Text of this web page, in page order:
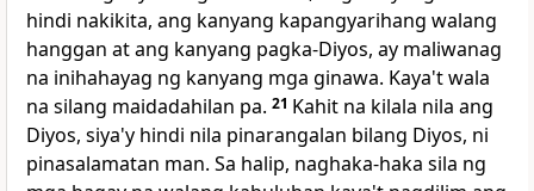
hindi nakikita, ang kanyang kapangyarihang walang
hanggan at ang kanyang pagka-Diyos, ay maliwanag
na inihahayag ng kanyang mga ginawa. Kaya't wala
na silang maidadahilan pa. 21 Kahit na kilala nila ang
Diyos, siya'y hindi nila pinarangalan bilang Diyos, ni
pinasalamatan man. Sa halip, naghaka-haka sila ng